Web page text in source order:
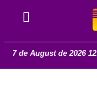
7 de August de 2026